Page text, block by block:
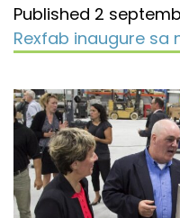
Published 2
Rexfab inaugure sa